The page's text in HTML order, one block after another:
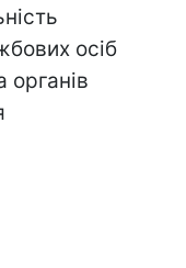
осіб
органів